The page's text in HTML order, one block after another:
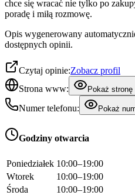
chce się wracać nie tylko po
poradę i miłą rozmowę.
Opis wygenerowany
dostępnych opinii.
Czytaj opinie:Zobacz profil
Strona www:
Pokaż stronę
Numer telefonu: Pokaż
Godziny otwarcia
Poniedziałek 10:00–19:00
Wtorek
10:00–19:00
Środa
10:00–19:00